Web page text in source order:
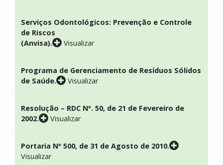
Serviços Odontológicos: Prevenção e Controle
de Riscos
(Anvisa).
Visualizar
Programa de Gerenciamento de Resíduos Sólidos
de Saúde.
Visualizar
Resolução – RDC Nº. 50, de 21 de Fevereiro de
2002.
Visualizar
Portaria Nº 500, de 31 de Agosto de 2010.
Visualizar